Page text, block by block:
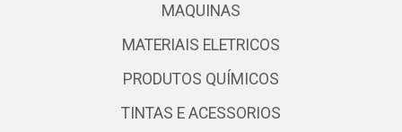
MAQUINAS
MATERIAIS ELETRICOS
PRODUTOS QUÍMICOS
TINTAS E ACESSORIOS